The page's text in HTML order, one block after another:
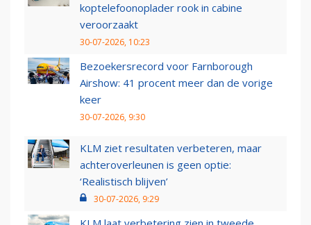
koptelefoonoplader rook in cabine
veroorzaakt
30-07-2026, 10:23
Bezoekersrecord voor Farnborough
Airshow: 41 procent meer dan de vorige
keer
30-07-2026, 9:30
KLM ziet resultaten verbeteren, maar
achteroverleunen is geen optie:
‘Realistisch blijven’
30-07-2026, 9:29